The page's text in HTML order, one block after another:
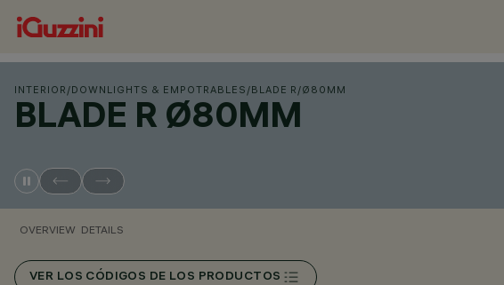
INTERIOR /DOWNLIGHTS & EMPOTRABLES /BLADE R /Ø80MM
BLADE R Ø80MM
OVERVIEW DETAILS
VER LOS CÓDIGOS DE LOS PRODUCTOS